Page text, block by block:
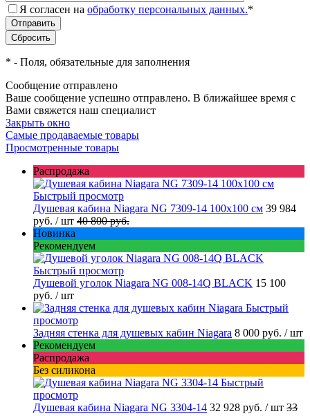
Я согласен на обработку персональных данных.*
* - Поля, обязательные для заполнения
Сообщение отправлено
Ваше сообщение успешно отправлено. В ближайшее время с
Вами свяжется наш специалист
Закрыть окно
Самые продаваемые товары
Просмотренные товары
Распродажа
Быстрый просмотр
Душевая кабина Niagara NG 7309-14 100x100 см 39 984
руб. / шт 40 800 руб.
Новинка
Рекомендуем
Быстрый просмотр
Душевой уголок Niagara NG 008-14Q BLACK 15 100
руб. / шт
Быстрый
просмотр
Задняя стенка для душевых кабин Niagara 8 000 руб. / шт
Рекомендуем
Распродажа
Без силикона
Быстрый
просмотр
Душевая кабина Niagara NG 3304-14 32 928 руб. / шт 33